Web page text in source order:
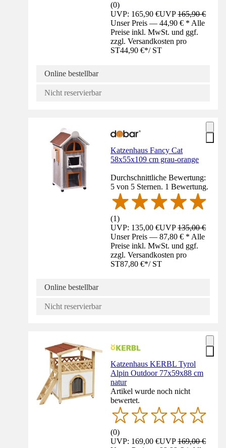
(0)
UVP: 165,90 €UVP165,90 €
Unser Preis — 44,90 € * Alle
Preise inkl. MwSt. und ggf.
zzgl. Versandkosten pro
ST44,90 €*/ ST
Online bestellbar
Nicht reservierbar
Katzenhaus Fancy Cat
58x55x109 cm grau-orange
Durchschnittliche Bewertung:
5 von 5 Sternen. 1 Bewertung.
(1)
UVP: 135,00 €UVP135,00 €
Unser Preis — 87,80 € * Alle
Preise inkl. MwSt. und ggf.
zzgl. Versandkosten pro
ST87,80 €*/ ST
Online bestellbar
Nicht reservierbar
Katzenhaus KERBL Tyrol
Alpin Outdoor 77x59x88 cm
natur
Artikel wurde noch nicht
bewertet.
(0)
UVP: 169,00 €UVP169,00 €